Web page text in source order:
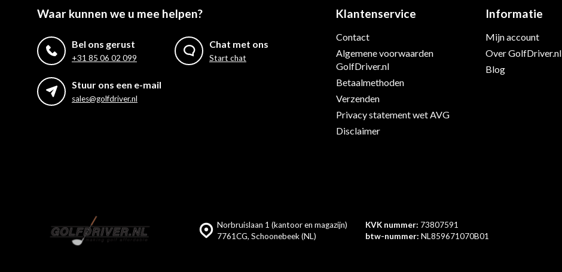
Waar kunnen we u mee helpen?
Bel ons gerust
+31 85 06 02 099
Chat met ons
Start chat
Stuur ons een e-mail
sales@golfdriver.nl
Klantenservice
Contact
Algemene voorwaarden
GolfDriver.nl
Betaalmethoden
Verzenden
Privacy statement wet AVG
Disclaimer
Informatie
Mijn account
Over GolfDriver.nl
Blog
Norbruislaan 1 (kantoor en magazijn)
7761CG, Schoonebeek (NL)
KVK nummer: 73807591
btw-nummer: NL859671070B01